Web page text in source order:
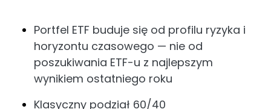
Portfel ETF buduje się od profilu ryzyka i
horyzontu czasowego — nie od
poszukiwania ETF-u z najlepszym
wynikiem ostatniego roku
Klasyczny podział 60/40